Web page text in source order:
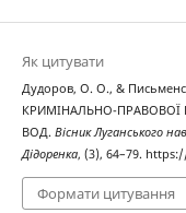
Як цитувати
Дудоров, О. О., &
КРИМІНАЛЬНО-
ВОД. Вісник Луганського
Дідоренка, (3), 64–79.
Формати цитування